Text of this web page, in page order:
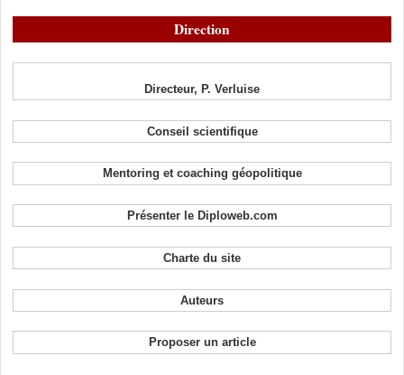
Direction
Directeur, P. Verluise
Conseil scientifique
Mentoring et coaching géopolitique
Présenter le Diploweb.com
Charte du site
Auteurs
Proposer un article